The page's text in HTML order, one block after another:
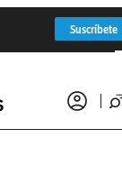
Suscríbete